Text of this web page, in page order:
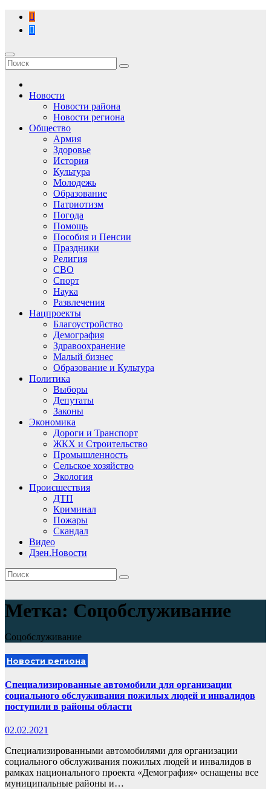
Перейти
содержимому
Новости
Новости района
Новости региона
Общество
Армия
Здоровье
История
Культура
Молодежь
Образование
Патриотизм
Погода
Помощь
Пособия и Пенсии
Праздники
Религия
СВО
Спорт
Наука
Развлечения
Нацпроекты
Благоустройство
Демография
Здравоохранение
Малый бизнес
Образование и Культура
Политика
Выборы
Депутаты
Законы
Экономика
Дороги и Транспорт
ЖКХ и Строительство
Промышленность
Сельское хозяйство
Экология
Происшествия
ДТП
Криминал
Пожары
Скандал
Видео
Дзен.Новости
Метка: Соцобслуживание
Соцобслуживание
Новости региона
Специализированные автомобили для организации
социального обслуживания пожилых людей и инвалидов
поступили в районы области
02.02.2021
Специализированными автомобилями для организации
социального обслуживания пожилых людей и инвалидов в
рамках национального проекта «Демография» оснащены все
муниципальные районы и…